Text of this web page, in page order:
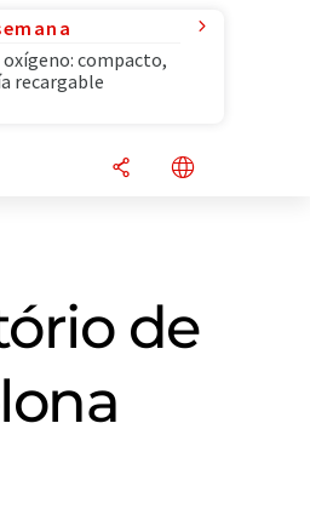
compacto,
recargable
de